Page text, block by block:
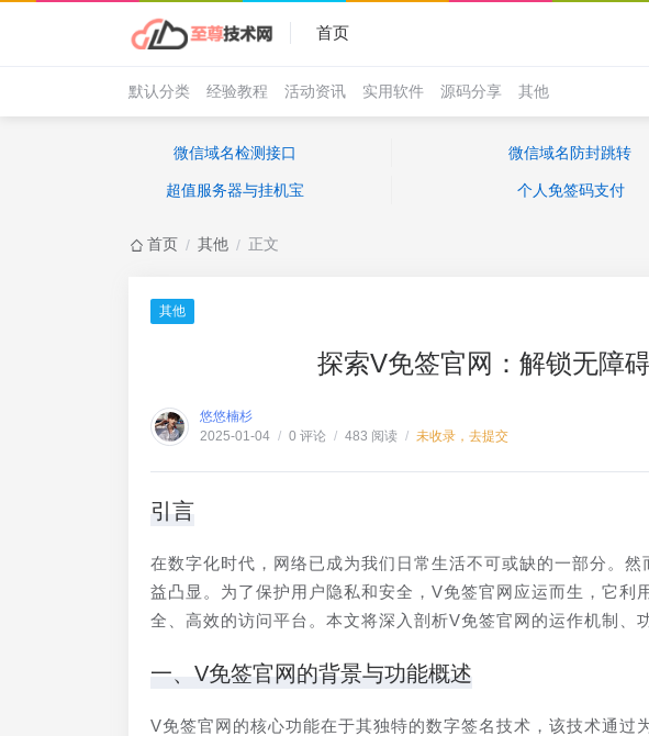
首页
默认分类 经验教程 活动资讯 实用软件 源码分享 其他
微信域名检测接口 微信域名防封跳转
超值服务器与挂机宝 个人免签码支付
首页 / 其他 / 正文
其他
探索V免签官网：解锁无障
悠悠楠杉
2025-01-04 / 0 评论 / 483 阅读 / 未收录，去提交
引言
在数字化时代，网络已成为我们日常生活不可或缺的一部分。
益凸显。为了保护用户隐私和安全，V免签官网应运而生，它利
全、高效的访问平台。本文将深入剖析V免签官网的运作机制、
一、V免签官网的背景与功能概述
V免签官网的核心功能在于其独特的数字签名技术，该技术通过